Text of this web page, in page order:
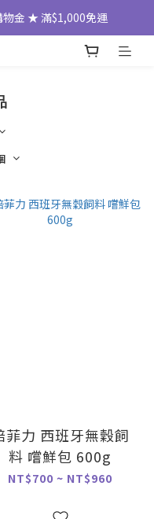
物金 ★ 滿$1,000免運
菲力 西班牙無穀飼
料 嚐鮮包 600g
NT$700 ~ NT$960